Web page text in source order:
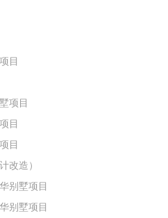
目
项目
目
目
改造）
华别墅项目
别墅项目